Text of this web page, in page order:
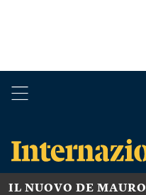
IL NUOVO DE MAURO